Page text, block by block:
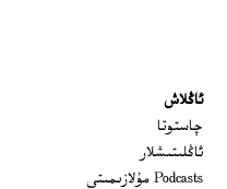
ئاڭلاش
چاستوتا
ئاڭلىتىشلار
Podcasts مۇلازىمىتى